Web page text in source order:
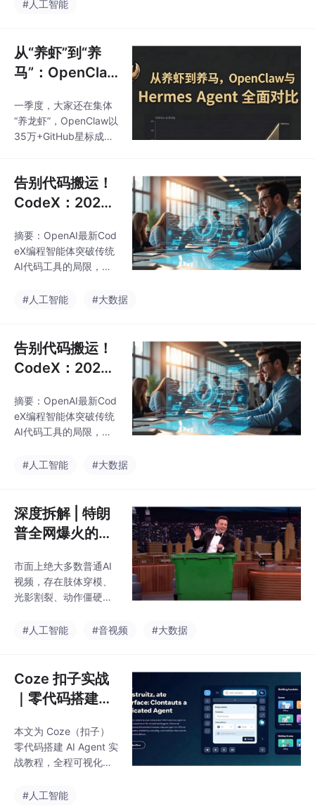
解从账号注册、智能体
创建、知识库配置到发
布调用的全流程，附带
适配国内场景，可直接
复制实操，快速掌握 AI
Agent 搭建核心方法。
#人工智能
从“养虾”到“养
马”：OpenCla
ent全面技术对
比及选型指南
一季度，大家还在集体
“养龙虾”，OpenClaw以
35万+GitHub星标成为
rmes的AI Agent横空出
世，被网友戏称为“养
榜全球开源社区，星标
冲到84.4k，直接追平
前辈。
告别代码搬运！
CodeX：2026
全流程AI编程智
能体
摘要：OpenAI最新Cod
eX编程智能体突破传统
AI代码工具的局限，实
线的全流程开发。相比
三大核心优势：1）端到
端全栈开发能力；2）完
整桌面操控权限；3）
四要素提示框架、模块
化任务拆分等技巧，开
发者可零成本提升效率
合使用不同AI工具：轻
#人工智能 #大数据
告别代码搬运！
CodeX：2026
全流程AI编程智
能体
摘要：OpenAI最新Cod
eX编程智能体突破传统
AI代码工具的局限，实
线的全流程开发。相比
三大核心优势：1）端到
端全栈开发能力；2）完
整桌面操控权限；3）
四要素提示框架、模块
化任务拆分等技巧，开
发者可零成本提升效率
合使用不同AI工具：轻
#人工智能 #大数据
深度拆解 | 特朗
普全网爆火的超
频，完整技术栈
+工作流复盘
市面上绝大多数普通AI
视频，存在肢体穿模、
光影割裂、动作僵硬、
化等问题。但特朗普传
完整性。此类视频并非
二次剪辑、并非简单换
脸，而是全流程AI生成
核心优势集中在四点：
场景空间统一，长时序
镜头连贯无断层人物互
撞、惯性逻辑光影、景
#人工智能 #音视频 #大数据
Coze 扣子实战
｜零代码搭建专
0 分钟搞定个人
智能助手
本文为 Coze（扣子）
零代码搭建 AI Agent 实
战教程，全程可视化操
手可在10分钟内搭建出
#人工智能